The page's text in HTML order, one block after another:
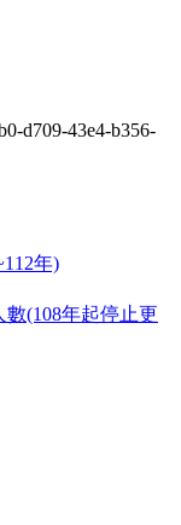
d709-43e4-b356-
年)
(108年起停止更